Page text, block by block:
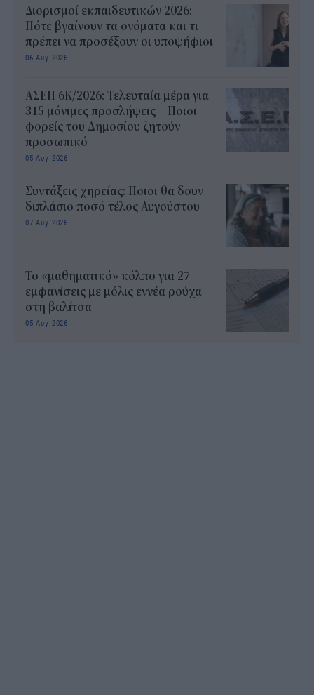
Διορισμοί εκπαιδευτικών 2026:
Πότε βγαίνουν τα ονόματα και τι
πρέπει να προσέξουν οι υποψήφιοι
06 Αυγ 2026
ΑΣΕΠ 6Κ/2026: Τελευταία μέρα για
315 μόνιμες προσλήψεις – Ποιοι
φορείς του Δημοσίου ζητούν
προσωπικό
05 Αυγ 2026
Συντάξεις χηρείας: Ποιοι θα δουν
διπλάσιο ποσό τέλος Αυγούστου
07 Αυγ 2026
Το «μαθηματικό» κόλπο για 27
εμφανίσεις με μόλις εννέα ρούχα
στη βαλίτσα
05 Αυγ 2026